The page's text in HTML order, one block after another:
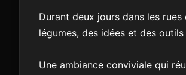
Durant deux jours dans les
légumes, des idées et des
Une ambiance conviviale qui